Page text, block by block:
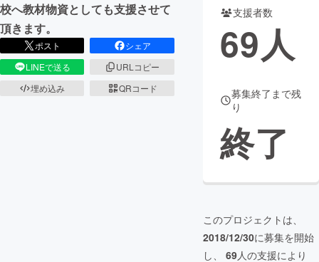
校へ教材物資としても支援させて
頂きます。
ポスト
シェア
LINEで送る
URLコピー
埋め込み
QRコード
支援者数
69人
募集終了まで残
り
終了
このプロジェクトは、
2018/12/30に募集を開始
し、 69人の支援により